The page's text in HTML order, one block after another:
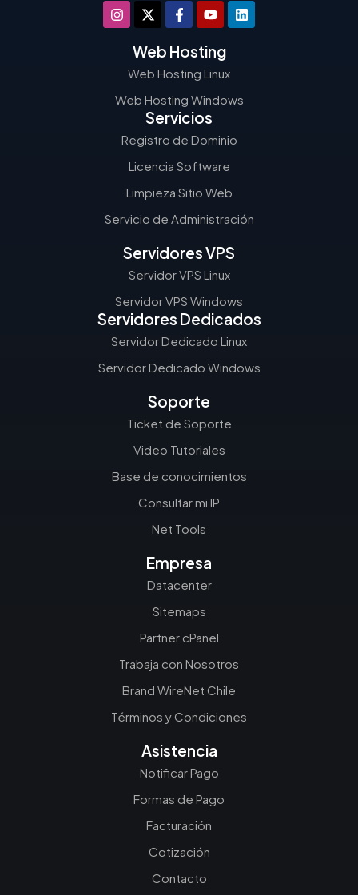
Web Hosting
Web Hosting Linux
Web Hosting Windows
Servicios
Registro de Dominio
Licencia Software
Limpieza Sitio Web
Servicio de Administración
Servidores VPS
Servidor VPS Linux
Servidor VPS Windows
Servidores Dedicados
Servidor Dedicado Linux
Servidor Dedicado Windows
Soporte
Ticket de Soporte
Video Tutoriales
Base de conocimientos
Consultar mi IP
Net Tools
Empresa
Datacenter
Sitemaps
Partner cPanel
Trabaja con Nosotros
Brand WireNet Chile
Términos y Condiciones
Asistencia
Notificar Pago
Formas de Pago
Facturación
Cotización
Contacto